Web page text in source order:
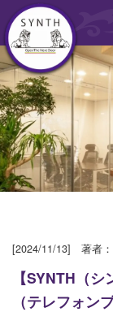
[2024/11/13] 著者：
【SYNTH（
（テレフォン